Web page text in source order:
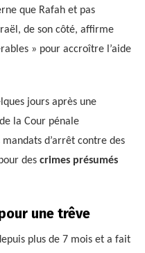
que Rafah et pas
de son côté, affirme
» pour accroître l’aide
jours après une
la Cour pénale
d’arrêt contre des
des crimes présumés
une trêve
plus de 7 mois et a fait